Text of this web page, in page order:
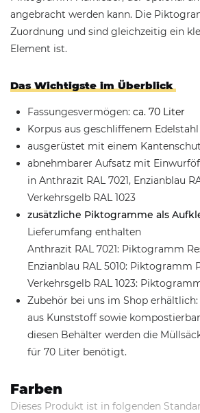
angebracht werden kann. Die
Zuordnung und sind gleichzeitig ein
Element ist.
Das Wichtigste im Überblick
Fassungesvermögen: ca. 70 Liter
Korpus aus geschliffenem Edelstahl
ausgerüstet mit einem
abnehmbarer Aufsatz mit
in Anthrazit RAL 7021, Enzianblau
Verkehrsgelb RAL 1023
zusätzliche Piktogramme als
Lieferumfang enthalten
Anthrazit RAL 7021: Piktogramm
Enzianblau RAL 5010: Piktogramm
Verkehrsgelb RAL 1023:
Zubehör bei uns im Shop erhältlich:
aus Kunststoff sowie
diesen Behälter werden die
für 70 Liter benötigt.
Farben
Dieses Produkt ist in folgenden